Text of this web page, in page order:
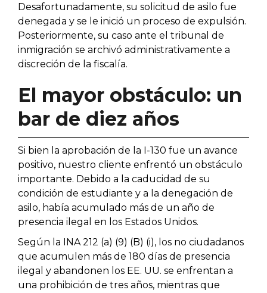
Desafortunadamente, su solicitud de asilo fue
denegada y se le inició un proceso de expulsión.
Posteriormente, su caso ante el tribunal de
inmigración se archivó administrativamente a
discreción de la fiscalía.
El mayor obstáculo: un
bar de diez años
Si bien la aprobación de la I-130 fue un avance
positivo, nuestro cliente enfrentó un obstáculo
importante. Debido a la caducidad de su
condición de estudiante y a la denegación de
asilo, había acumulado más de un año de
presencia ilegal en los Estados Unidos.
Según la INA 212 (a) (9) (B) (i), los no ciudadanos
que acumulen más de 180 días de presencia
ilegal y abandonen los EE. UU. se enfrentan a
una prohibición de tres años, mientras que